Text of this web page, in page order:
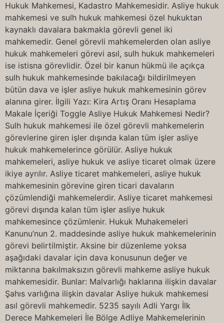
Hukuk Mahkemesi, Kadastro Mahkemesidir. Asliye hukuk
mahkemesi ve sulh hukuk mahkemesi özel hukuktan
kaynaklı davalara bakmakla görevli genel iki
mahkemedir. Genel görevli mahkemelerden olan asliye
hukuk mahkemeleri görevi asıl, sulh hukuk mahkemeleri
ise istisna görevlidir. Özel bir kanun hükmü ile açıkça
sulh hukuk mahkemesinde bakılacağı bildirilmeyen
bütün dava ve işler asliye hukuk mahkemesinin görev
alanına girer. İlgili Yazı: Kira Artış Oranı Hesaplama
Makale İçeriği Toggle Asliye Hukuk Mahkemesi Nedir?
Sulh hukuk mahkemesi ile özel görevli mahkemelerin
görevlerine giren işler dışında kalan tüm işler asliye
hukuk mahkemelerince görülür. Asliye hukuk
mahkemeleri, asliye hukuk ve asliye ticaret olmak üzere
ikiye ayrılır. Asliye ticaret mahkemeleri, asliye hukuk
mahkemesinin görevine giren ticari davaların
çözümlendiği mahkemelerdir. Asliye ticaret mahkemesi
görevi dışında kalan tüm işler asliye hukuk
mahkemesince çözümlenir. Hukuk Muhakemeleri
Kanunu’nun 2. maddesinde asliye hukuk mahkemelerinin
görevi belirtilmiştir. Aksine bir düzenleme yoksa
aşağıdaki davalar için dava konusunun değer ve
miktarına bakılmaksızın görevli mahkeme asliye hukuk
mahkemesidir. Bunlar: Malvarlığı haklarına ilişkin davalar
Şahıs varlığına ilişkin davalar Asliye hukuk mahkemesi
asıl görevli mahkemedir. 5235 sayılı Adli Yargı İlk
Derece Mahkemeleri İle Bölge Adliye Mahkemelerinin